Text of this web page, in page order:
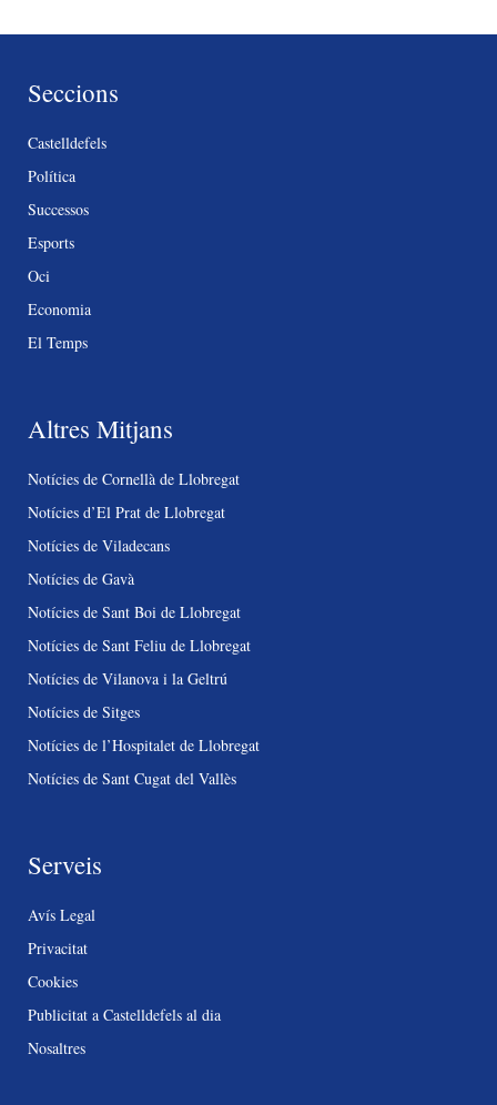
Seccions
Castelldefels
Política
Successos
Esports
Oci
Economia
El Temps
Altres Mitjans
Notícies de Cornellà de Llobregat
Notícies d’El Prat de Llobregat
Notícies de Viladecans
Notícies de Gavà
Notícies de Sant Boi de Llobregat
Notícies de Sant Feliu de Llobregat
Notícies de Vilanova i la Geltrú
Notícies de Sitges
Notícies de l’Hospitalet de Llobregat
Notícies de Sant Cugat del Vallès
Serveis
Avís Legal
Privacitat
Cookies
Publicitat a Castelldefels al dia
Nosaltres